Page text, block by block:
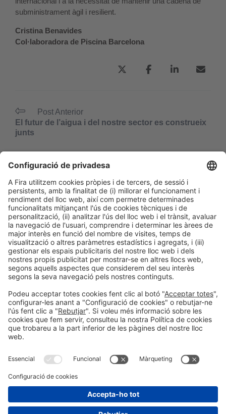
subministrament àgil i resilient.
Cristina Benavides
Col·laboradora de Piscina Barcelona
Post Anterior
El futur de l’aigua i del nostre sector es construeix
junts
“El sector de la piscina ha entrat en l’era de
Informació generalAvís legalPolítica de privacitat
Política de cookies
#PISCINABARCELONA
© 2024 Fira de Barcelona
Instagram?